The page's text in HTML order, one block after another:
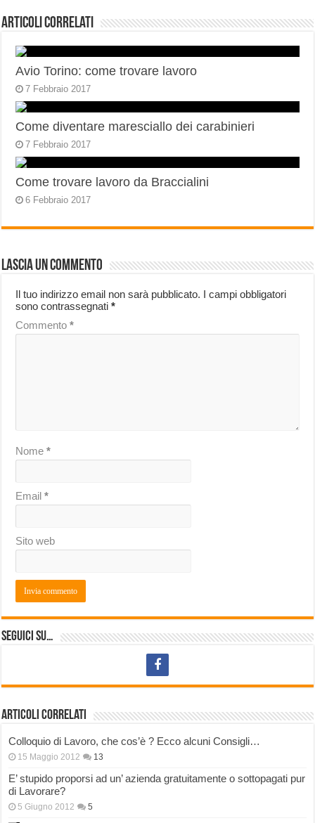
Articoli correlati
Avio Torino: come trovare lavoro
7 Febbraio 2017
Come diventare maresciallo dei carabinieri
7 Febbraio 2017
Come trovare lavoro da Braccialini
6 Febbraio 2017
Lascia un commento
Il tuo indirizzo email non sarà pubblicato. I campi obbligatori
sono contrassegnati*
Commento*
Nome*
Email*
Sito web
Seguici su…
Articoli correlati
Colloquio di Lavoro, che cos’è ? Ecco alcuni Consigli…
15 Maggio 2012 13
E’ stupido proporsi ad un’ azienda gratuitamente o sottopagati pur
di Lavorare?
5 Giugno 2012 5